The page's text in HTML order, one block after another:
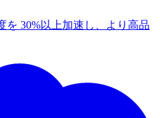
を 30%以上加速し、より高品